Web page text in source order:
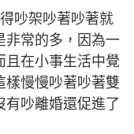
吵架吵著吵著就
非常的多，因為一
且在小事生活中覺
樣慢慢吵著吵著雙
有吵離婚還促進了